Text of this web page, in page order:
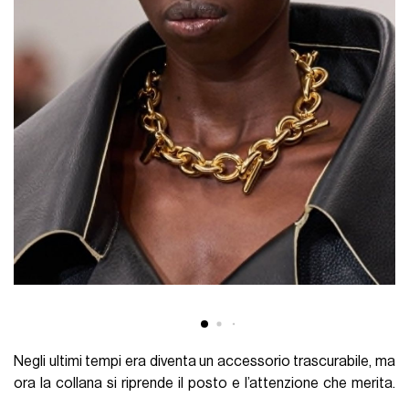
Negli ultimi tempi era diventa un accessorio trascurabile, ma
ora la collana si riprende il posto e l’attenzione che merita.